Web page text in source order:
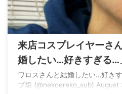
来店コスプレイヤーさ
婚したい…好きすぎる…
ワロスさんと結婚したい…好き
ブ垢 (@nekoereko_sub)